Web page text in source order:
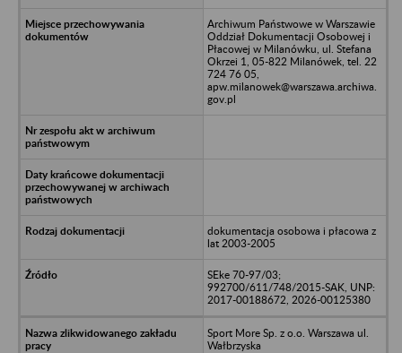
Archiwum Państwowe w Warszawie
Oddział Dokumentacji Osobowej i
Płacowej w Milanówku, ul. Stefana
Okrzei 1, 05-822 Milanówek, tel. 22
724 76 05,
apw.milanowek@warszawa.archiwa.
gov.pl
dokumentacja osobowa i płacowa z
lat 2003-2005
SEke 70-97/03;
992700/611/748/2015-SAK, UNP:
2017-00188672, 2026-00125380
Sport More Sp. z o.o. Warszawa ul.
Wałbrzyska